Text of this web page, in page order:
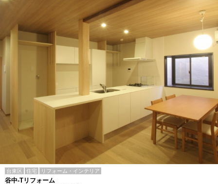
台東区 住宅 リフォーム・インテリア
谷中-Tリフォーム